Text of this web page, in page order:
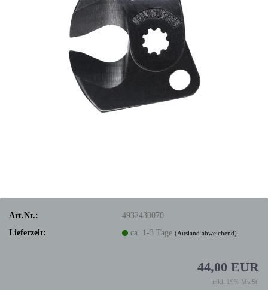
Art.Nr.:
4932430070
Lieferzeit:
ca. 1-3 Tage(Ausland abweichend)
44,00 EUR
inkl. 19% MwSt.